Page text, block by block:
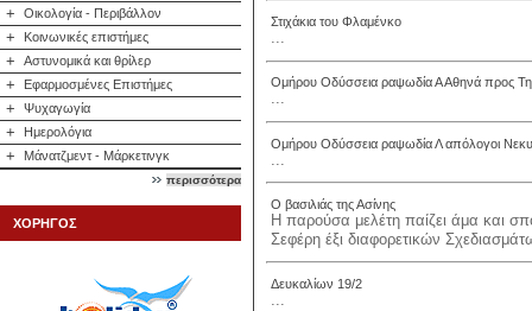
+ Οικολογία - Περιβάλλον
+ Κοινωνικές επιστήμες
+ Αστυνομικά και θρίλερ
+ Εφαρμοσμένες Επιστήμες
+ Ψυχαγωγία
+ Ημερολόγια
+ Μάνατζμεντ - Μάρκετινγκ
περισσότερα
ΧΟΡΗΓΟΣ
Στιχάκια του Φλαμένκο
Ομήρου Οδύσσεια ραψωδία Α Αθηνά προς
...
Ομήρου Οδύσσεια ραψωδία Λ απόλογοι
Ο βασιλιάς της Ασίνης
Η παρούσα μελέτη παίζει άμα και
Σεφέρη έξι διαφορετικών
Δευκαλίων 19/2
...